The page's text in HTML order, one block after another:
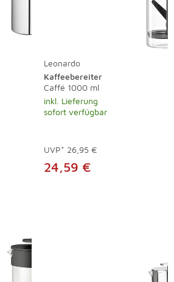
Leonardo
Kaffeebereiter
Caffé 1000 ml
inkl. Lieferung
sofort verfügbar
UVP* 26,95 €
24,59 €